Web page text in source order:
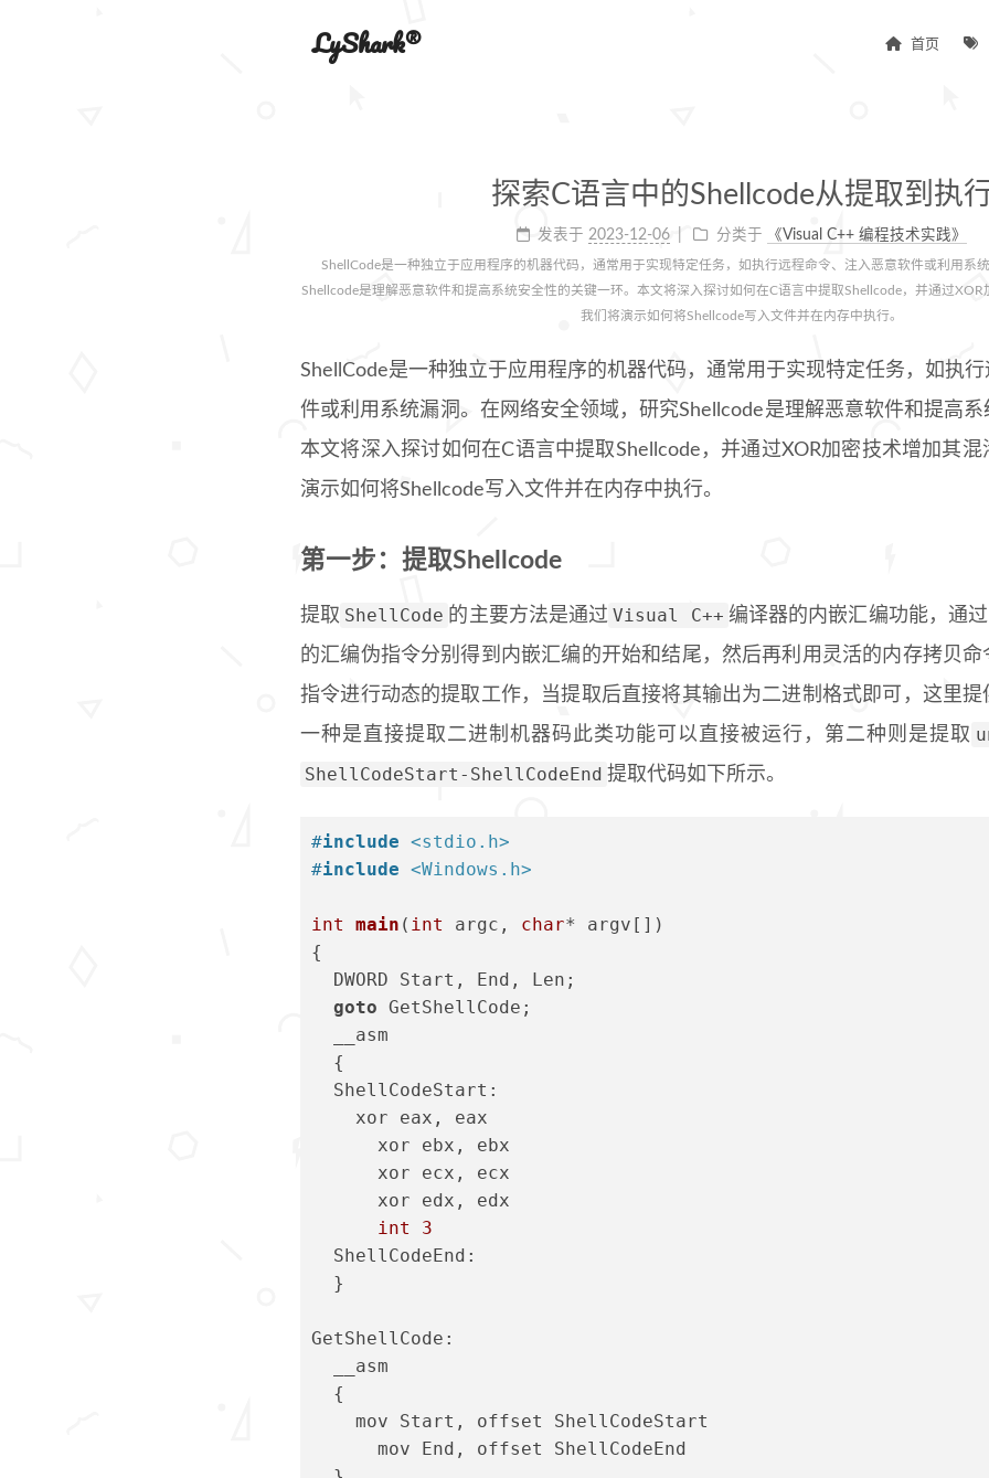
LyShark® 首页
探索C语言中的Shellcode从提取到执
发表于 2023-12-06 分类于 《Visual C++ 编程技术实践》
ShellCode是一种独立于应用程序的机器代码，通常用于实现特定任务，如执行远程命令、注入恶意软件或利用系
Shellcode是理解恶意软件和提高系统安全性的关键一环。本文将深入探讨如何在C语言中提取Shellcode，并通过
我们将演示如何将Shellcode写入文件并在内存中执行。
ShellCode是一种独立于应用程序的机器代码，通常用于实现特定任务，如执
件或利用系统漏洞。在网络安全领域，研究Shellcode是理解恶意软件和提高
本文将深入探讨如何在C语言中提取Shellcode，并通过XOR加密技术增加其
演示如何将Shellcode写入文件并在内存中执行。
第一步：提取Shellcode
提取 ShellCode 的主要方法是通过 Visual C++ 编译器的内嵌汇编功能，通
的汇编伪指令分别得到内嵌汇编的开始和结尾，然后再利用灵活的内存拷贝
指令进行动态的提取工作，当提取后直接将其输出为二进制格式即可，这里
一种是直接提取二进制机器码此类功能可以直接被运行，第二种则是提取
ShellCodeStart-ShellCodeEnd 提取代码如下所示。
#include <stdio.h>
#include <Windows.h>
int main ( int argc, char* argv[])
{
  DWORD Start, End, Len;
goto GetShellCode;
  __asm
  {
  ShellCodeStart:
    xor eax, eax
      xor ebx, ebx
      xor ecx, ecx
      xor edx, edx
int
3
  ShellCodeEnd:
  }
GetShellCode:
  __asm
  {
    mov Start, offset ShellCodeStart
      mov End, offset ShellCodeEnd